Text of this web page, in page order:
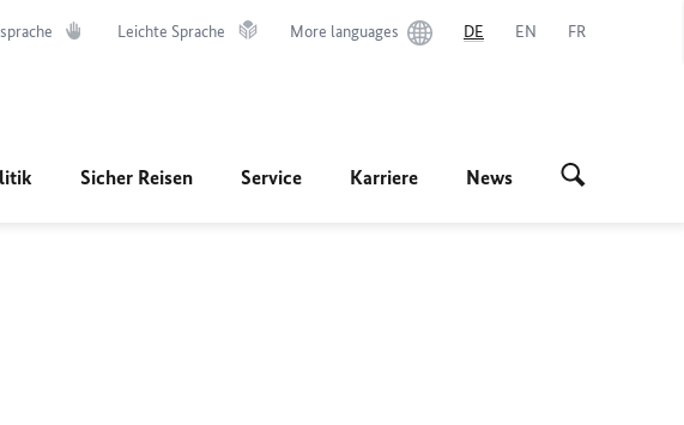
Leichte Sprache More languages DE EN FR
Sicher Reisen Service Karriere News